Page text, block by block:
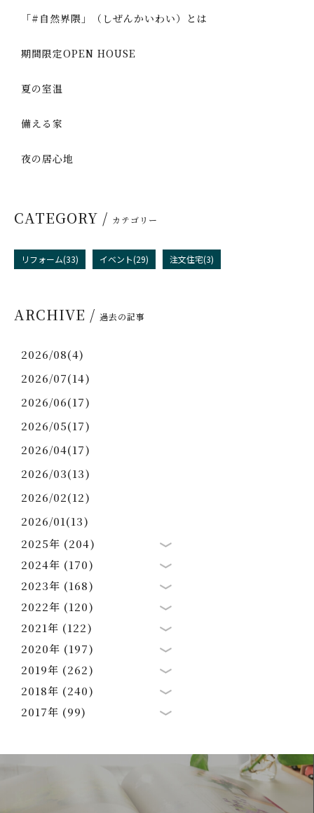
「#自然界隈」（しぜんかいわい）とは
期間限定OPEN HOUSE
夏の室温
備える家
夜の居心地
CATEGORY / カテゴリー
リフォーム(33) イベント(29) 注文住宅(3)
ARCHIVE / 過去の記事
2026/08(4)
2026/07(14)
2026/06(17)
2026/05(17)
2026/04(17)
2026/03(13)
2026/02(12)
2026/01(13)
2025年 (204)
2024年 (170)
2023年 (168)
2022年 (120)
2021年 (122)
2020年 (197)
2019年 (262)
2018年 (240)
2017年 (99)